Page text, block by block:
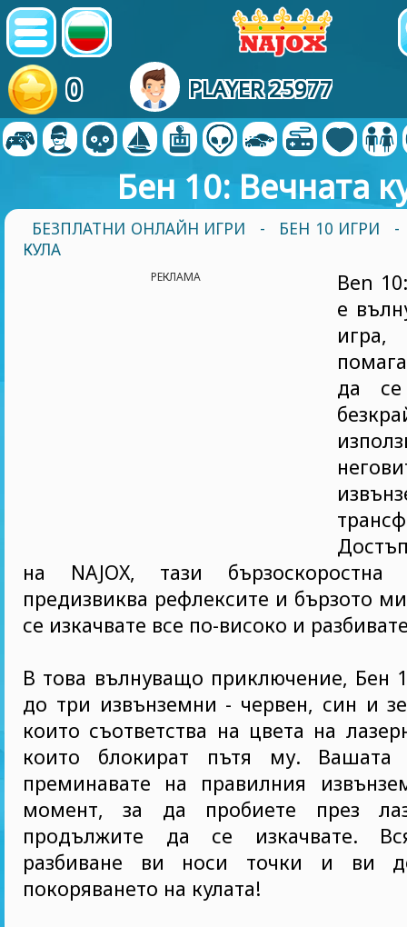
0 PLAYER 25977
Бен 10: Вечната
БЕЗПЛАТНИ ОНЛАЙН ИГРИ - БЕН 10 ИГРИ
-
КУЛА
РЕКЛАМА
Ben
е
да
на NAJOX, тази
предизвиква рефлексите и бързото
се изкачвате все по-високо и
В това вълнуващо приключение, Бен
до три извънземни - червен, син и
които съответства на цвета на
които блокират пътя му.
преминавате на правилния
момент, за да пробиете през
продължите да се изкачвате.
разбиване ви носи точки и ви
покоряването на кулата!